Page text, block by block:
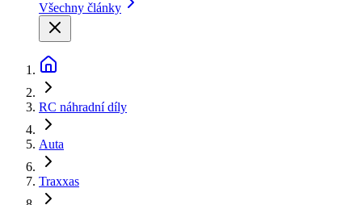
Všechny články
RC náhradní díly
Auta
Traxxas